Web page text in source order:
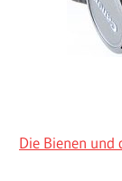
Die Bienen und